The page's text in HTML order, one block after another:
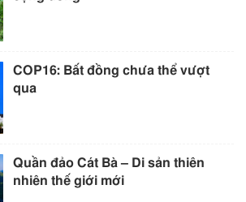
COP16: Bất đồng chưa thể vượt
qua
Quần đảo Cát Bà – Di sản thiên
nhiên thế giới mới